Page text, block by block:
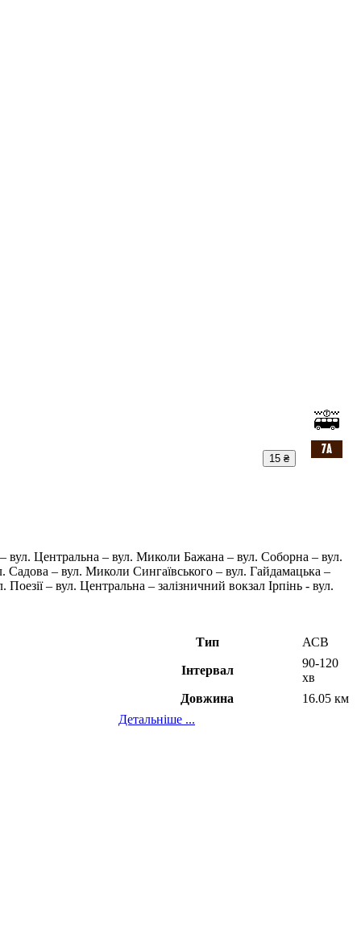
15 ₴
вул. Центральна – вул. Миколи Бажана – вул. Соборна – вул.
Садова – вул. Миколи Сингаївського – вул. Гайдамацька –
– вул. Центральна – залізничний вокзал Ірпінь - вул.
Тип АСВ
Інтервал
90-120
хв
Довжина
16.05 км
Детальніше ...